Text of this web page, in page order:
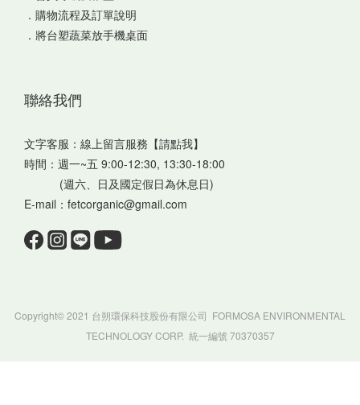
． 購物流程及訂單說明
． 將台塑蔬菜放手機桌面
聯絡我們
文字客服： 線上留言服務【請點我】
時間：週一~五 9:00-12:30, 13:30-18:00
(週六、日及國定假日為休息日)
E-mail：fetcorganic@gmail.com
Copyright© 2021 台朔環保科技股份有限公司 FORMOSA ENVIRONMENTAL
TECHNOLOGY CORP. 統一編號 70370357